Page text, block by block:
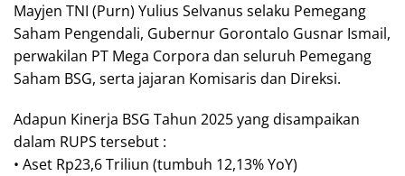
Mayjen TNI (Purn) Yulius Selvanus selaku Pemegang
Saham Pengendali, Gubernur Gorontalo Gusnar Ismail,
perwakilan PT Mega Corpora dan seluruh Pemegang
Saham BSG, serta jajaran Komisaris dan Direksi.
Adapun Kinerja BSG Tahun 2025 yang disampaikan
dalam RUPS tersebut :
• Aset Rp23,6 Triliun (tumbuh 12,13% YoY)